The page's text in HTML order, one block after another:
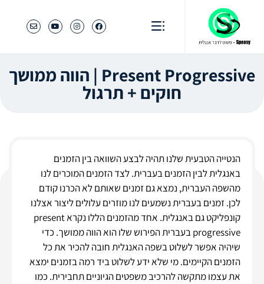
Present Progressive | הווה ממושך
חוקים + תרגול
הנטייה הטבעית שלנו תהיה לבצע השוואה בין הזמנים
באנגלית לבין הזמנים בעברית. לצד הזמנים המוכרים לנו
מהשפה העברית, נמצא גם זמנים שאותם לא הכרנו קודם
לכן. זמנים בעברית נשמעים לנו מוזרים עלולים ליצור אצלנו
קונפליקט גם באנגלית. אחד מהזמנים הללו נקרא present
progressive בעברית הפירוש שלו הוא הווה ממושך. כדי
שיהיה אפשר לשלוט בשפה האנגלית חובה להכיר את כל
הזמנים הקיימים. מי שלא ידע לשלוט ביד רמה בזמנים ימצא
את עצמו מתקשה להרכיב משפטים הגיוניים תחבירית. כמו